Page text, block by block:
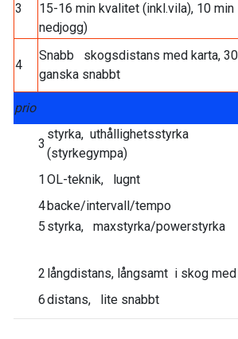
3
15-16 min kvalitet (inkl.vila), 10 min
nedjogg)
4
Snabb skogsdistans med karta,
ganska snabbt
prio
3
styrka, uthållighetsstyrka
(styrkegympa)
1 OL-teknik, lugnt
4backe/intervall/tempo
5 styrka, maxstyrka/powerstyrka
2 långdistans, långsamt i skog
6distans, lite snabbt